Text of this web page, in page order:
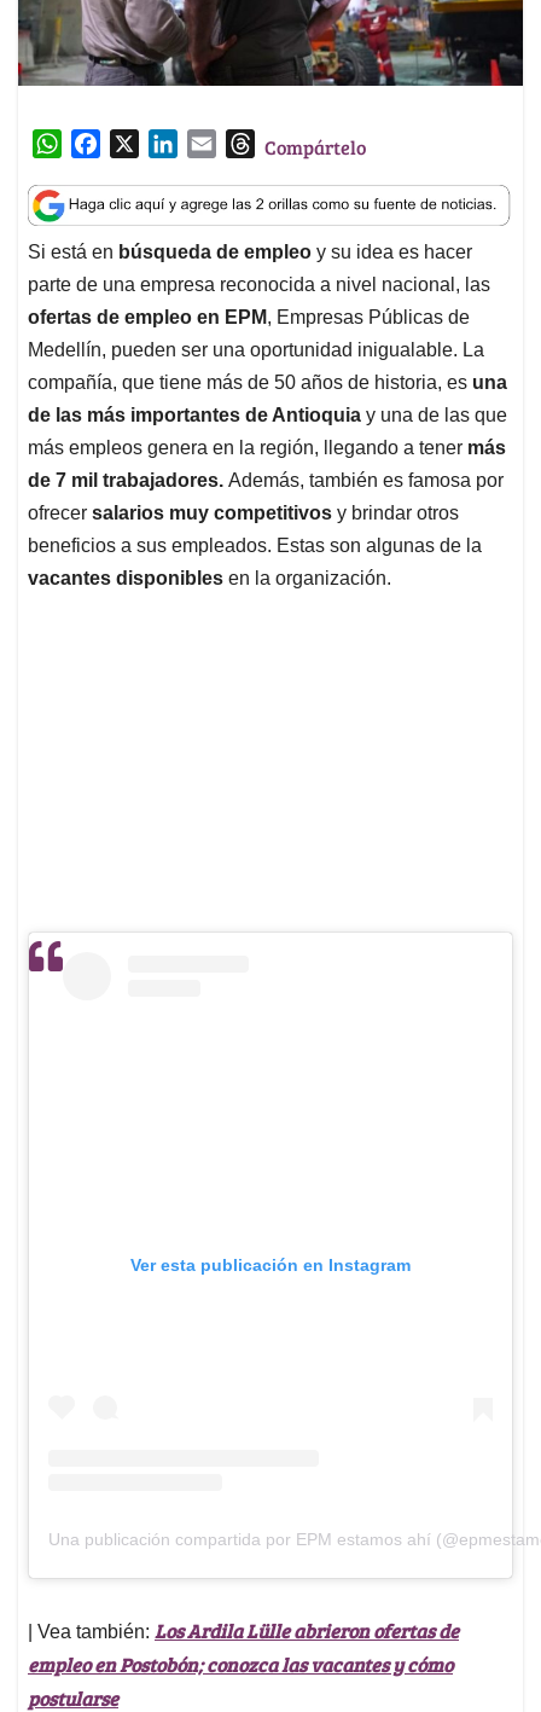
W
a
t
s
A
p
p
c
e
b
o
o
n
k
e
d
I
n
a
i
l
T
r
e
a
d
s
Compártelo
Si está en búsqueda de empleo y su idea es hacer
parte de una empresa reconocida a nivel nacional, las
ofertas de empleo en EPM, Empresas Públicas de
Medellín, pueden ser una oportunidad inigualable. La
compañía, que tiene más de 50 años de historia, es una
de las más importantes de Antioquia y una de las que
más empleos genera en la región, llegando a tener más
de 7 mil trabajadores. Además, también es famosa por
ofrecer salarios muy competitivos y brindar otros
beneficios a sus empleados. Estas son algunas de la
vacantes disponibles en la organización.
Ver esta publicación en Instagram
Una publicación compartida por EPM estamos ahí
| Vea también: Los Ardila Lülle abrieron ofertas de
empleo en Postobón; conozca las vacantes y cómo
postularse